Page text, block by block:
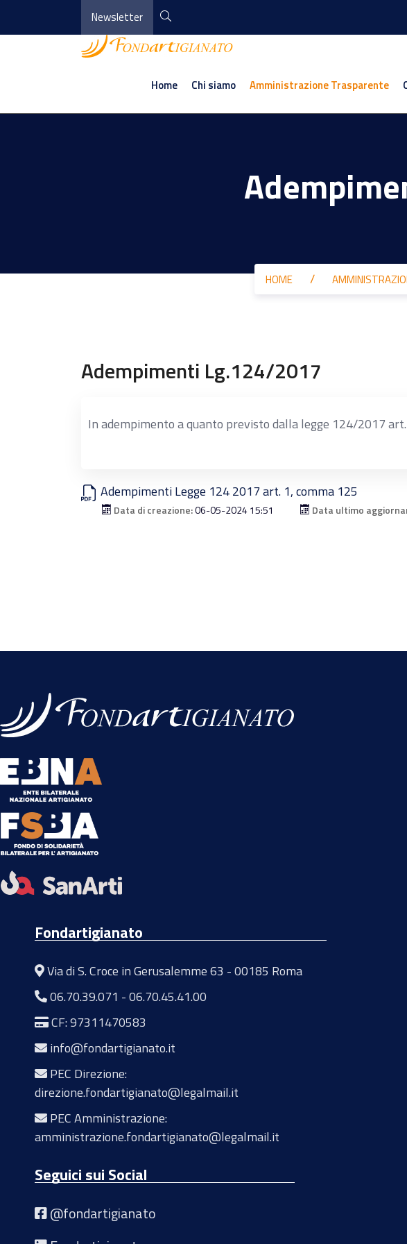
Newsletter
Home Chi siamo Amministrazione Trasparente
HOME
Adempimenti Lg.124/2017
In adempimento a quanto previsto dalla legge 124/2017
Adempimenti Legge 124 2017 art. 1, comma 125
Data di creazione:06-05-2024 15:51 Data ultimo
Fondartigianato
Via di S. Croce in Gerusalemme 63 - 00185 Roma
06.70.39.071 -06.70.45.41.00
CF: 97311470583
info@fondartigianato.it
PEC Direzione:
direzione.fondartigianato@legalmail.it
PEC Amministrazione:
amministrazione.fondartigianato@legalmail.it
Seguici sui Social
@fondartigianato